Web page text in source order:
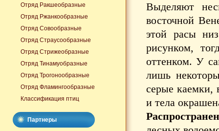
Выделяют
восточной
этой расы
рисунком,
оттенком. У
лишь
серые каемки,
и тела
Отряд Ракшеобразные
Отряд Ржанкообразные
Отряд Совообразные
Отряд Страусообразные
Отряд Стрижеобразные
Отряд Тинамуобразные
Отряд Трогонообразные
Отряд Фламингообразные
Классификация птиц
Партнеры